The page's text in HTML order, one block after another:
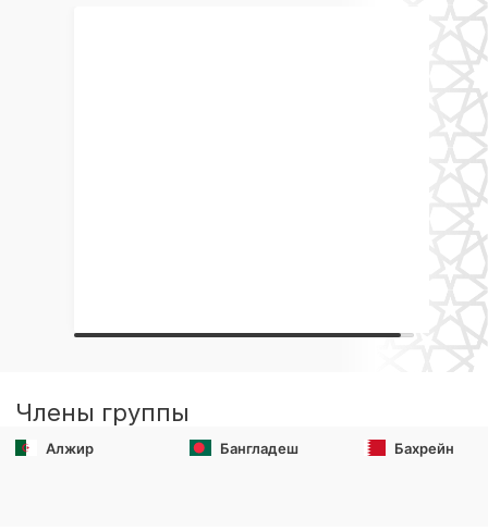
Члены группы
Алжир Бангладеш Бахрейн